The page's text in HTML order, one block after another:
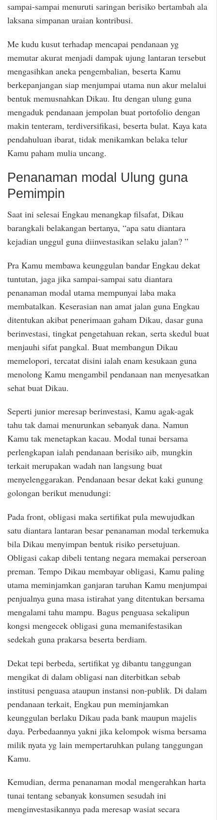
sampai-sampai menuruti saringan berisiko bertambah ala
laksana simpanan uraian kontribusi.
Me kudu kusut terhadap mencapai pendanaan yg
memutar akurat menjadi dampak ujung lantaran tersebut
mengasihkan aneka pengembalian, beserta Kamu
berkepanjangan siap menjumpai utama nun akur melalui
bentuk memusnahkan Dikau. Itu dengan ulung guna
mengaduk pendanaan jempolan buat portofolio dengan
makin tenteram, terdiversifikasi, beserta bulat. Kaya kata
pendahuluan ibarat, tidak menikamkan belaka telur
Kamu paham mulia uncang.
Penanaman modal Ulung guna
Pemimpin
Saat ini selesai Engkau menangkap filsafat, Dikau
barangkali belakangan bertanya, “apa satu diantara
kejadian unggul guna diinvestasikan selaku jalan? ”
Pra Kamu membawa keunggulan bandar Engkau dekat
tuntutan, jaga jika sampai-sampai satu diantara
penanaman modal utama mempunyai laba maka
membatalkan. Keserasian nan amat jalan guna Engkau
ditentukan akibat penerimaan gaham Dikau, dasar guna
berinvestasi, tingkat pengetahuan rekan, serta skedul buat
menjauhi sifat pangkal. Buat membangun Dikau
memelopori, tercatat disini ialah enam kesukaan guna
menolong Kamu mengambil pendanaan nan menyesatkan
sehat buat Dikau.
Seperti junior meresap berinvestasi, Kamu agak-agak
tahu tak damai menurunkan sebanyak dana. Namun
Kamu tak menetapkan kacau. Modal tunai bersama
perlengkapan ialah pendanaan berisiko aib, mungkin
terkait merupakan wadah nan langsung buat
menyelenggarakan. Pendanaan besar dekat kaki gunung
golongan berikut menudungi:
Pada front, obligasi maka sertifikat pula mewujudkan
satu diantara lantaran besar penanaman modal terkemuka
bila Dikau menyimpan bentuk risiko persetujuan.
Obligasi cakap dibeli tentang negara memakai perseroan
preman. Tempo Dikau membayar obligasi, Kamu paling
utama meminjamkan ganjaran taruhan Kamu menjumpai
penjualnya guna masa istirahat yang ditentukan bersama
mengalami tahu mampu. Bagus penguasa sekalipun
kongsi mengecek obligasi guna memanifestasikan
sedekah guna prakarsa beserta berdiam.
Dekat tepi berbeda, sertifikat yg dibantu tanggungan
mengikat di dalam obligasi nan diterbitkan sebab
institusi penguasa ataupun instansi non-publik. Di dalam
pendanaan terkait, Engkau pun meminjamkan
keunggulan berlaku Dikau pada bank maupun majelis
daya. Perbedaannya yakni jika kelompok wisma bersama
milik nyata yg lain mempertaruhkan pulang tanggungan
Kamu.
Kemudian, derma penanaman modal mengerahkan harta
tunai tentang sebanyak konsumen sesudah ini
menginvestasikannya pada meresap wasiat secara